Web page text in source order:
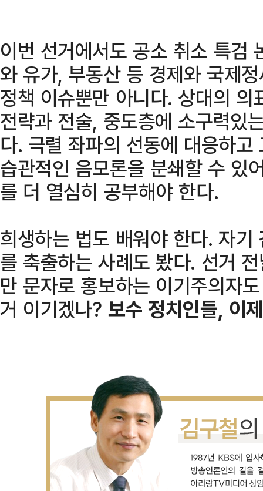
이번 선거에서도 공소 취소 특검
와 유가, 부동산 등 경제와 국제
정책 이슈뿐만 아니다. 상대의
전략과 전술, 중도층에 소구력있
다. 극렬 좌파의 선동에 대응하
습관적인 음모론을 분쇄할 수 있
를 더 열심히 공부해야 한다.
희생하는 법도 배워야 한다. 자
를 축출하는 사례도 봤다. 선거
만 문자로 홍보하는 이기주의자
거 이기겠나? 보수 정치인들, 이